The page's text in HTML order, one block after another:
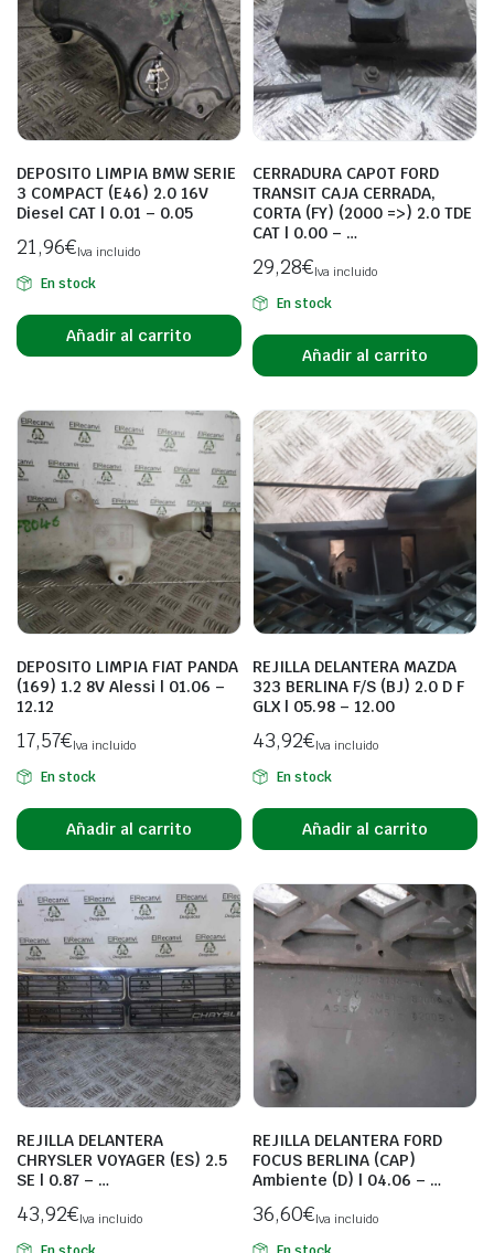
DEPOSITO LIMPIA BMW SERIE
3 COMPACT (E46) 2.0 16V
Diesel CAT | 0.01 – 0.05
21,96€Iva incluido
En stock
Añadir al carrito
CERRADURA CAPOT FORD
TRANSIT CAJA CERRADA,
CORTA (FY) (2000 =>) 2.0 TDE
CAT | 0.00 – …
29,28€Iva incluido
En stock
Añadir al carrito
DEPOSITO LIMPIA FIAT PANDA
(169) 1.2 8V Alessi | 01.06 –
12.12
17,57€Iva incluido
En stock
Añadir al carrito
REJILLA DELANTERA MAZDA
323 BERLINA F/S (BJ) 2.0 D F
GLX | 05.98 – 12.00
43,92€Iva incluido
En stock
Añadir al carrito
REJILLA DELANTERA
CHRYSLER VOYAGER (ES) 2.5
SE | 0.87 – …
43,92€Iva incluido
REJILLA DELANTERA FORD
FOCUS BERLINA (CAP)
Ambiente (D) | 04.06 – …
36,60€Iva incluido